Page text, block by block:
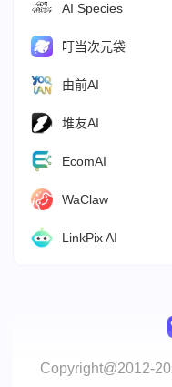
AI Species
叮当次元袋
由前AI
堆友AI
EcomAI
WaClaw
LinkPix AI
Copyright@2012-